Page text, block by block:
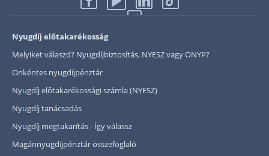
Nyugdíj előtakarékosság
Melyiket válaszd? Nyugdíjbiztosítás, NYESZ vagy ÖNYP?
Önkéntes nyugdíjpénztár
Nyugdíj előtakarékossági számla (NYESZ)
Nyugdíj tanácsadás
Nyugdíj megtakarítás - Így válassz
Magánnyugdíjpénztár összefoglaló